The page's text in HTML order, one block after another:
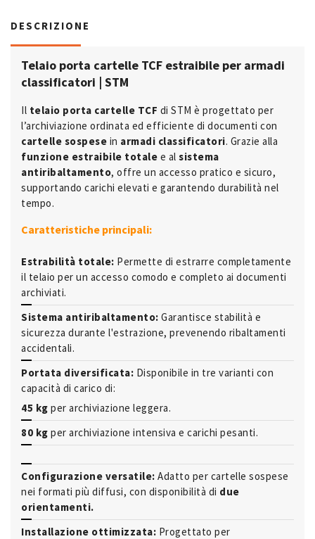
DESCRIZIONE
Telaio porta cartelle TCF estraibile per armadi
classificatori | STM
Il telaio porta cartelle TCF di STM è progettato per
l’archiviazione ordinata ed efficiente di documenti con
cartelle sospese in armadi classificatori. Grazie alla
funzione estraibile totale e al sistema
antiribaltamento, offre un accesso pratico e sicuro,
supportando carichi elevati e garantendo durabilità nel
tempo.
Caratteristiche principali:
Estrabilità totale: Permette di estrarre completamente
il telaio per un accesso comodo e completo ai documenti
archiviati.
Sistema antiribaltamento: Garantisce stabilità e
sicurezza durante l'estrazione, prevenendo ribaltamenti
accidentali.
Portata diversificata: Disponibile in tre varianti con
capacità di carico di:
45 kg per archiviazione leggera.
80 kg per archiviazione intensiva e carichi pesanti.
Configurazione versatile: Adatto per cartelle sospese
nei formati più diffusi, con disponibilità di due
orientamenti.
Installazione ottimizzata: Progettato per